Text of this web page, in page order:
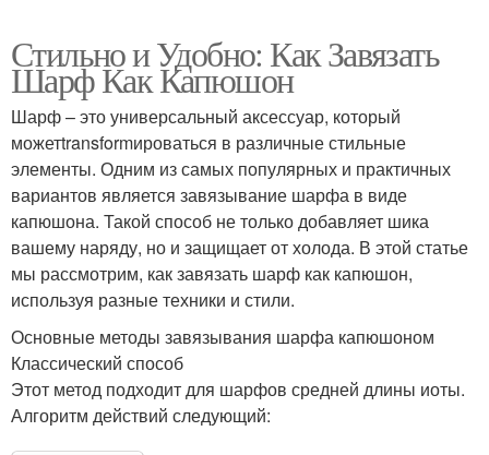
Стильно и Удобно: Как Завязать
Шарф Как Капюшон
Шарф – это универсальный аксессуар, который
можетtransformироваться в различные стильные
элементы. Одним из самых популярных и практичных
вариантов является завязывание шарфа в виде
капюшона. Такой способ не только добавляет шика
вашему наряду, но и защищает от холода. В этой статье
мы рассмотрим, как завязать шарф как капюшон,
используя разные техники и стили.
Основные методы завязывания шарфа капюшоном
Классический способ
Этот метод подходит для шарфов средней длины иоты.
Алгоритм действий следующий: